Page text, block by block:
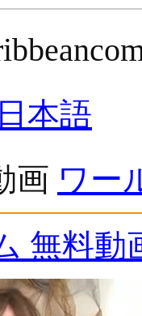
日本語
画 ワー
無料動